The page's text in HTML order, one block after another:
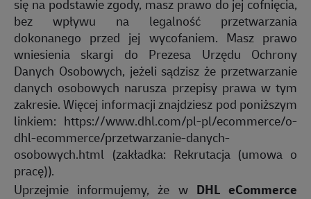
się na podstawie zgody, masz prawo do jej cofnięcia,
bez wpływu na legalność przetwarzania
dokonanego przed jej wycofaniem. Masz prawo
wniesienia skargi do Prezesa Urzędu Ochrony
Danych Osobowych, jeżeli sądzisz że przetwarzanie
danych osobowych narusza przepisy prawa w tym
zakresie. Więcej informacji znajdziesz pod poniższym
linkiem: https://www.dhl.com/pl-pl/ecommerce/o-
dhl-ecommerce/przetwarzanie-danych-
osobowych.html (zakładka: Rekrutacja (umowa o
pracę)).
Uprzejmie informujemy, że w DHL eCommerce